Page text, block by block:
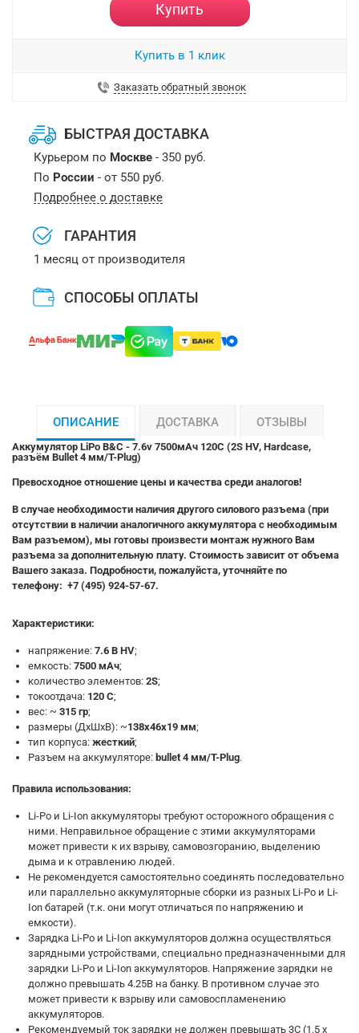
Купить
Купить в 1 клик
Заказать обратный звонок
БЫСТРАЯ ДОСТАВКА
Курьером по Москве- 350 руб.
По России - от 550 руб.
Подробнее о доставке
ГАРАНТИЯ
1 месяц от производителя
СПОСОБЫ ОПЛАТЫ
ОПИСАНИЕ ДОСТАВКА ОТЗЫВЫ
Аккумулятор LiPo B&C - 7.6v 7500мАч 120C (2S HV, Hardcase,
разъём Bullet 4 мм/T-Plug)
Превосходное отношение цены и качества среди аналогов!
В случае необходимости наличия другого силового разъема (при
отсутствии в наличии аналогичного аккумулятора с необходимым
Вам разъемом), мы готовы произвести монтаж нужного Вам
разъема за дополнительную плату. Стоимость зависит от объема
Вашего заказа. Подробности, пожалуйста, уточняйте по
телефону: +7 (495) 924-57-67.
Характеристики:
напряжение: 7.6 В HV;
емкость: 7500 мАч;
количество элементов: 2S;
токоотдача: 120 С;
вес: ~ 315 гр;
размеры (ДхШхВ): ~138x46x19 мм;
тип корпуса: жесткий;
Разъем на аккумуляторе: bullet 4 мм/T-Plug.
Правила использования:
Li-Po и Li-Ion аккумуляторы требуют осторожного обращения с
ними. Неправильное обращение с этими аккумуляторами
может привести к их взрыву, самовозгоранию, выделению
дыма и к отравлению людей.
Не рекомендуется самостоятельно соединять последовательно
или параллельно аккумуляторные сборки из разных Li-Po и Li-
Ion батарей (т.к. они могут отличаться по напряжению и
емкости).
Зарядка Li-Po и Li-Ion аккумуляторов должна осуществляться
зарядными устройствами, специально предназначенными для
зарядки Li-Po и Li-Ion аккумуляторов. Напряжение зарядки не
должно превышать 4.25В на банку. В противном случае это
может привести к взрыву или самовоспламенению
аккумуляторов.
Рекомендуемый ток зарядки не должен превышать 3С (1.5 х